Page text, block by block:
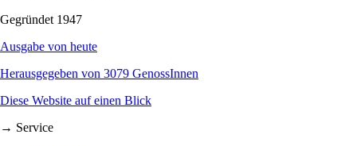
Gegründet 1947
Ausgabe von heute
Herausgegeben von 3079 GenossInnen
Diese Website auf einen Blick
→ Service